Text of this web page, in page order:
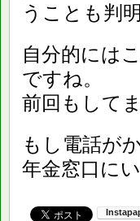
うことも判明
自分的には
ですね。
前回もして
もし電話が
年金窓口に